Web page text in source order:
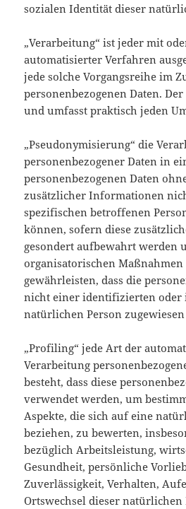
sozialen Identität dieser
„Verarbeitung“ ist jeder mit
automatisierter Verfahren
jede solche Vorgangsreihe im
personenbezogenen Daten.
und umfasst praktisch jeden
„Pseudonymisierung“ die
personenbezogener Daten in
personenbezogenen Daten
zusätzlicher Informationen
spezifischen betroffenen
können, sofern diese
gesondert aufbewahrt werden
organisatorischen
gewährleisten, dass die
nicht einer identifizierten
natürlichen Person
„Profiling“ jede Art der
Verarbeitung
besteht, dass diese
verwendet werden, um
Aspekte, die sich auf eine
beziehen, zu bewerten,
bezüglich Arbeitsleistung,
Gesundheit, persönliche
Zuverlässigkeit, Verhalten,
Ortswechsel dieser natürlichen